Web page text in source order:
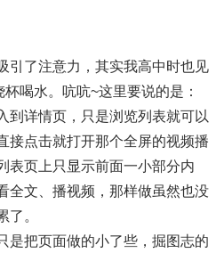
引了注意力，其实我高中时也见
喝水。吭吭~这里要说的是：
到详情页，只是浏览列表就可以
接点击就打开那个全屏的视频播
表页上只显示前面一小部分内
全文、播视频，那样做虽然也没
了。
是把页面做的小了些，掘图志的